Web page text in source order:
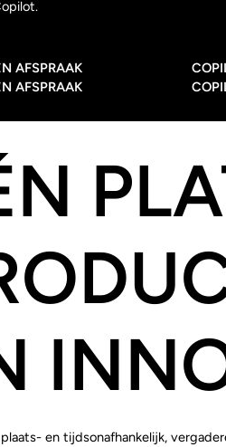
AFSPRAAK
AFSPRAAK
en tijdsonafhankelijk,